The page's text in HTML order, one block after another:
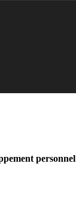
personnel